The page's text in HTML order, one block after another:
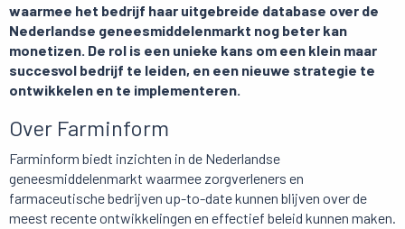
waarmee het bedrijf haar uitgebreide database over de
Nederlandse geneesmiddelenmarkt nog beter kan
monetizen. De rol is een unieke kans om een klein maar
succesvol bedrijf te leiden, en een nieuwe strategie te
ontwikkelen en te implementeren.
Over Farminform
Farminform biedt inzichten in de Nederlandse
geneesmiddelenmarkt waarmee zorgverleners en
farmaceutische bedrijven up-to-date kunnen blijven over de
meest recente ontwikkelingen en effectief beleid kunnen maken.